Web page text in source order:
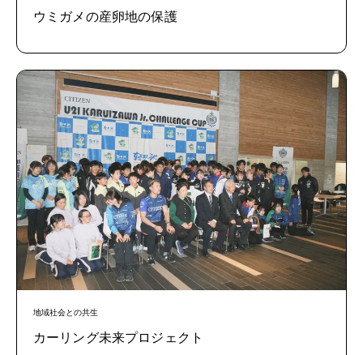
ウミガメの産卵地の保護
地域社会との共生
カーリング未来プロジェクト